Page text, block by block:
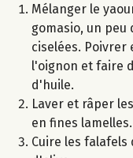
Mélanger le
gomasio, un
ciselées. Poivrer
l'oignon et faire
d'huile.
Laver et râper
en fines lamelles.
Cuire les